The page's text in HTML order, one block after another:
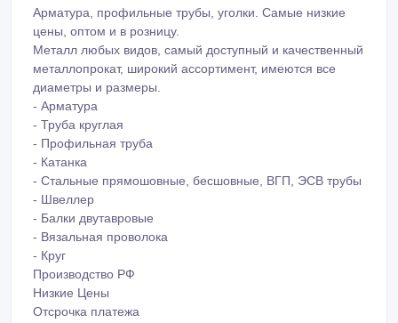
Арматура, профильные трубы, уголки. Самые низкие
цены, оптом и в розницу.
Металл любых видов, самый доступный и качественный
металлопрокат, широкий ассортимент, имеются все
диаметры и размеры.
- Арматура
- Труба круглая
- Профильная труба
- Катанка
- Стальные прямошовные, бесшовные, ВГП, ЭСВ трубы
- Швеллер
- Балки двутавровые
- Вязальная проволока
- Круг
Производство РФ
Низкие Цены
Отсрочка платежа